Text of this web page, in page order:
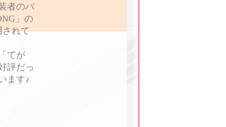
者のバ
」の
されて
てが
評だっ
ます♪